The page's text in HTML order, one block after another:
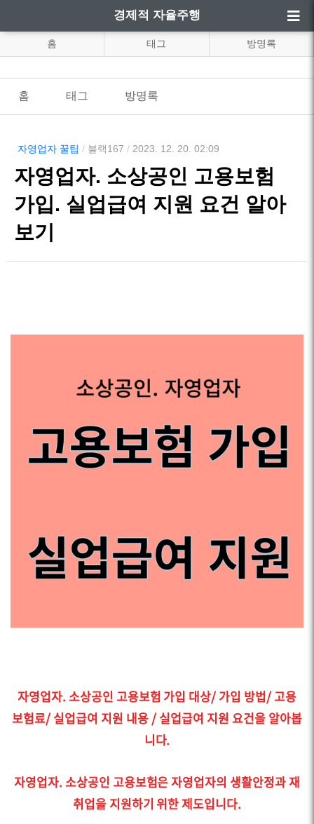
경제적 자율주행
홈 태그 방명록
홈 태그 방명록
자영업자 꿀팁 / 블랙167 / 2023. 12. 20. 02:09
자영업자. 소상공인 고용보험
가입. 실업급여 지원 요건 알아
보기
자영업자. 소상공인 고용보험 가입 대상/ 가입 방법/ 고용
보험료/ 실업급여 지원 내용 / 실업급여 지원 요건을 알아봅
니다.
자영업자. 소상공인 고용보험은 자영업자의 생활안정과 재
취업을 지원하기 위한 제도입니다.